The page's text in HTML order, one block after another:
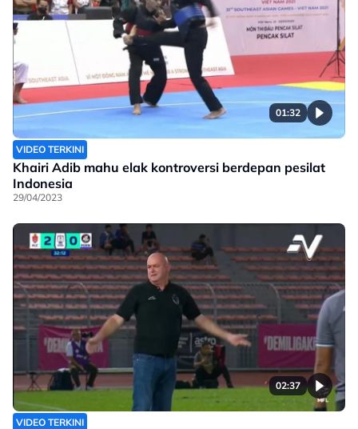
01:32
VIDEO TERKINI
Khairi Adib mahu elak kontroversi berdepan pesilat
Indonesia
29/04/2023
02:37
VIDEO TERKINI